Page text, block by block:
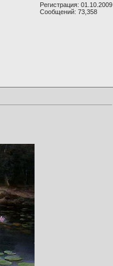
Регистрация: 01.10.2009
Сообщений: 73,358